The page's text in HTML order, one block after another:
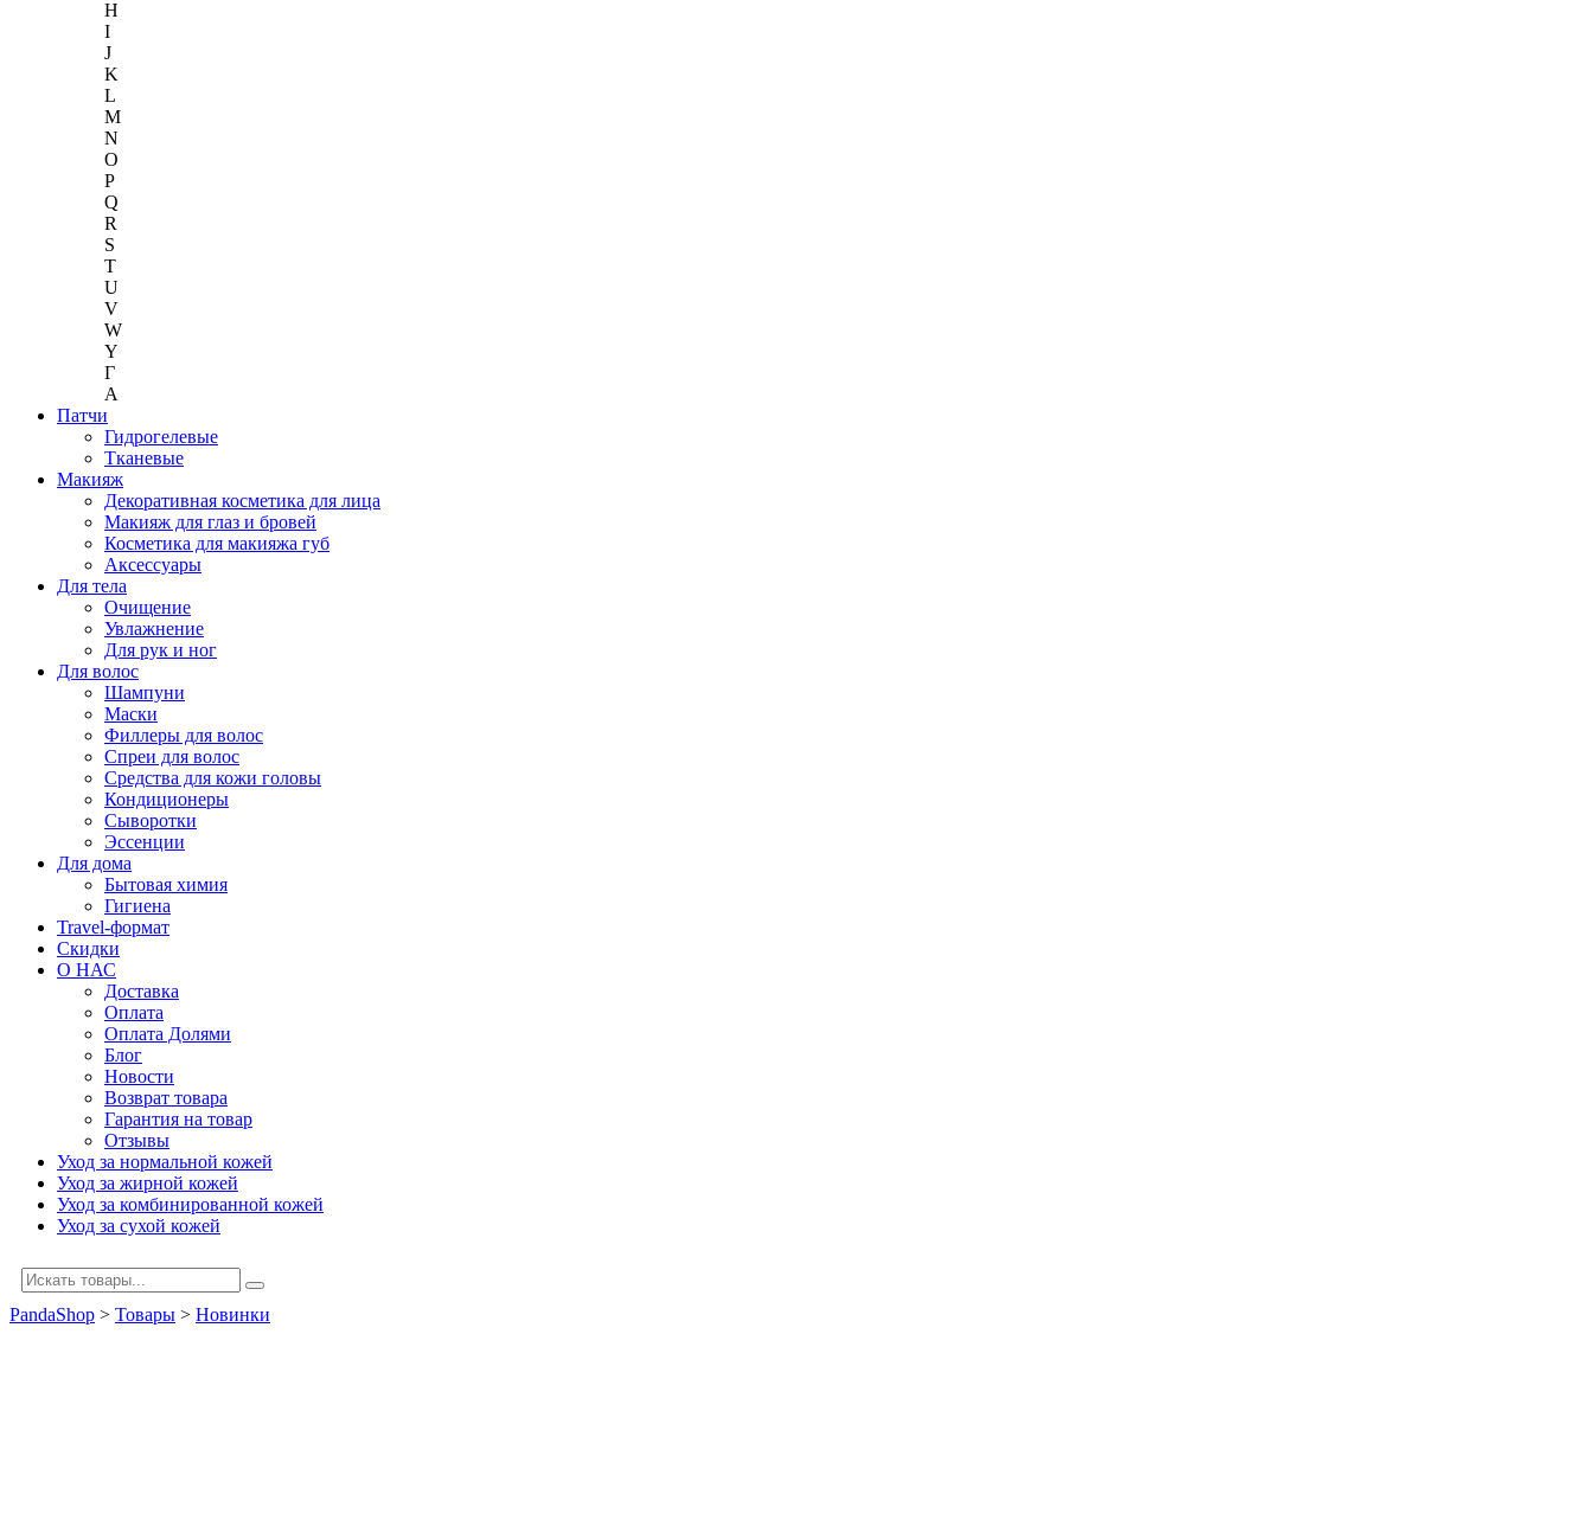
H
I
J
K
L
M
N
O
P
Q
R
S
T
U
V
W
Y
Г
A
Патчи
Гидрогелевые
Тканевые
Макияж
Декоративная косметика для лица
Макияж для глаз и бровей
Косметика для макияжа губ
Аксессуары
Для тела
Очищение
Увлажнение
Для рук и ног
Для волос
Шампуни
Маски
Филлеры для волос
Спреи для волос
Средства для кожи головы
Кондиционеры
Сыворотки
Эссенции
Для дома
Бытовая химия
Гигиена
Travel-формат
Скидки
О НАС
Доставка
Оплата
Оплата Долями
Блог
Новости
Возврат товара
Гарантия на товар
Отзывы
Уход за нормальной кожей
Уход за жирной кожей
Уход за комбинированной кожей
Уход за сухой кожей
PandaShop > Товары > Новинки